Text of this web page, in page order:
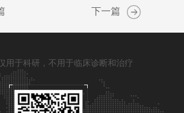
下一篇
用于科研，不用于临床诊断和治疗